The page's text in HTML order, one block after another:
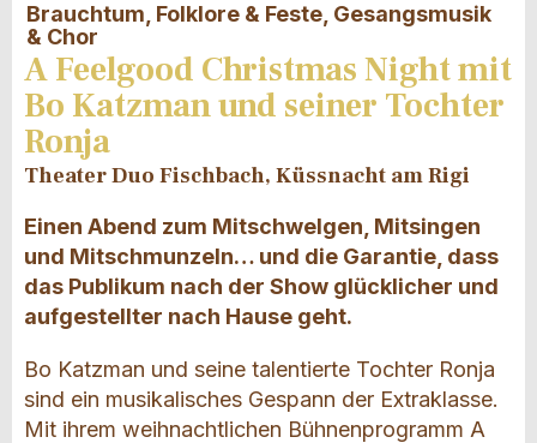
Brauchtum, Folklore & Feste, Gesangsmusik
& Chor
A Feelgood Christmas Night mit
Bo Katzman und seiner Tochter
Ronja
Theater Duo Fischbach, Küssnacht am Rigi
Einen Abend zum Mitschwelgen, Mitsingen
und Mitschmunzeln… und die Garantie, dass
das Publikum nach der Show glücklicher und
aufgestellter nach Hause geht.
Bo Katzman und seine talentierte Tochter Ronja
sind ein musikalisches Gespann der Extraklasse.
Mit ihrem weihnachtlichen Bühnenprogramm A